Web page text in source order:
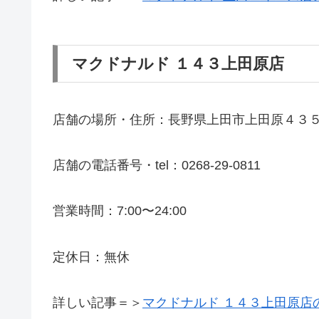
マクドナルド １４３上田原店
店舗の場所・住所：長野県上田市上田原４３
店舗の電話番号・tel：0268-29-0811
営業時間：7:00〜24:00
定休日：無休
詳しい記事＝＞ マクドナルド １４３上田原店